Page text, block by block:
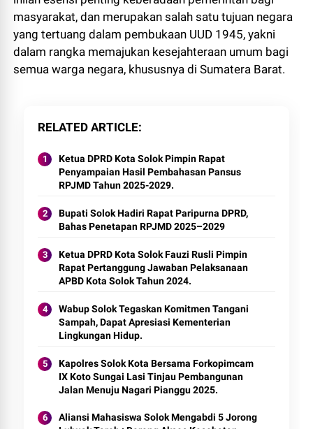
masyarakat, dan merupakan salah satu tujuan negara
yang tertuang dalam pembukaan UUD 1945, yakni
dalam rangka memajukan kesejahteraan umum bagi
semua warga negara, khususnya di Sumatera Barat.
RELATED ARTICLE
Ketua DPRD Kota Solok Pimpin Rapat
Penyampaian Hasil Pembahasan Pansus
RPJMD Tahun 2025-2029.
Bupati Solok Hadiri Rapat Paripurna DPRD,
Bahas Penetapan RPJMD 2025–2029
Ketua DPRD Kota Solok Fauzi Rusli Pimpin
Rapat Pertanggung Jawaban Pelaksanaan
APBD Kota Solok Tahun 2024.
Wabup Solok Tegaskan Komitmen Tangani
Sampah, Dapat Apresiasi Kementerian
Lingkungan Hidup.
Kapolres Solok Kota Bersama Forkopimcam
IX Koto Sungai Lasi Tinjau Pembangunan
Jalan Menuju Nagari Pianggu 2025.
Aliansi Mahasiswa Solok Mengabdi 5 Jorong